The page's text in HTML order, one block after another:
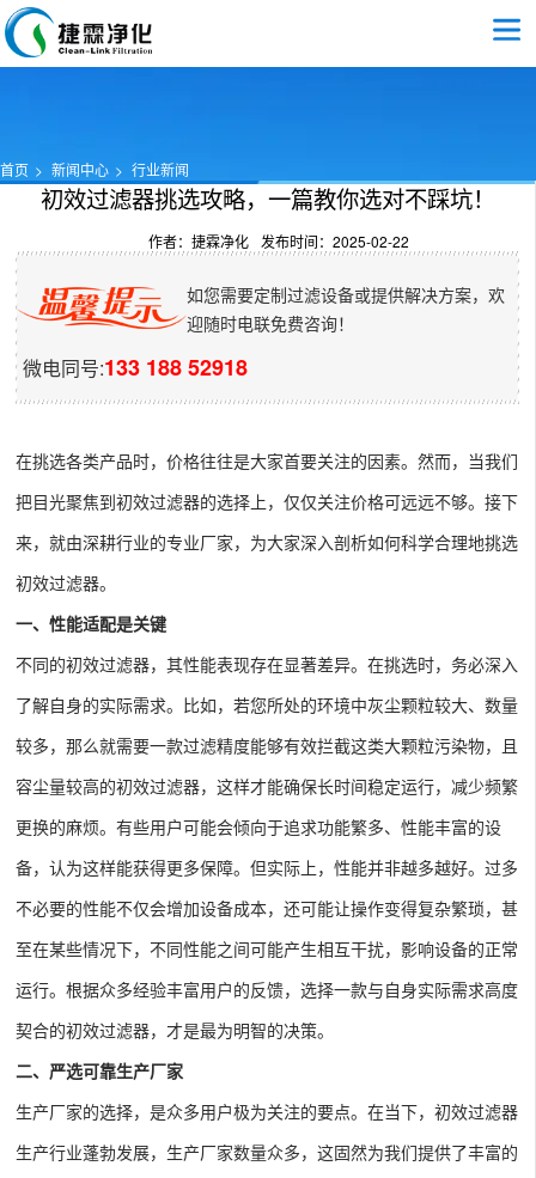
首页 新闻中心 行业新闻
初效过滤器挑选攻略，一篇教你选对不踩坑！
作者：捷霖净化 发布时间：2025-02-22
如您需要定制过滤设备或提供解决方案，欢
迎随时电联免费咨询！
微电同号:133 188 52918
在挑选各类产品时，价格往往是大家首要关注的因素。然而，当我们
把目光聚焦到初效过滤器的选择上，仅仅关注价格可远远不够。接下
来，就由深耕行业的专业厂家，为大家深入剖析如何科学合理地挑选
初效过滤器。
一、性能适配是关键
不同的初效过滤器，其性能表现存在显著差异。在挑选时，务必深入
了解自身的实际需求。比如，若您所处的环境中灰尘颗粒较大、数量
较多，那么就需要一款过滤精度能够有效拦截这类大颗粒污染物，且
容尘量较高的初效过滤器，这样才能确保长时间稳定运行，减少频繁
更换的麻烦。有些用户可能会倾向于追求功能繁多、性能丰富的设
备，认为这样能获得更多保障。但实际上，性能并非越多越好。过多
不必要的性能不仅会增加设备成本，还可能让操作变得复杂繁琐，甚
至在某些情况下，不同性能之间可能产生相互干扰，影响设备的正常
运行。根据众多经验丰富用户的反馈，选择一款与自身实际需求高度
契合的初效过滤器，才是最为明智的决策。
二、严选可靠生产厂家
生产厂家的选择，是众多用户极为关注的要点。在当下，初效过滤器
生产行业蓬勃发展，生产厂家数量众多，这固然为我们提供了丰富的